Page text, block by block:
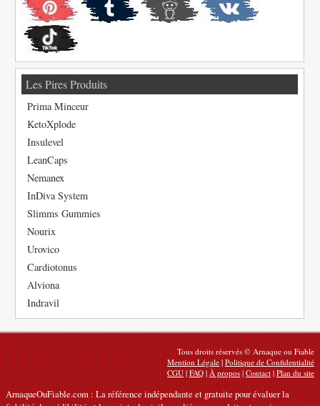
Les Pires Produits
Prima Minceur
KetoXplode
Insulevel
LeanCaps
Nemanex
InDiva System
Slimms Gummies
Nourix
Urovico
Cardiotonus
Alviona
Indravil
Tous droits réservés © Arnaque ou Fiable
Mention Légale|Politique de Confidentialité
CGU|FAQ|À propos|Contact|Plan du site
ArnaqueOuFiable.com : La référence indépendante et gratuite pour évaluer la